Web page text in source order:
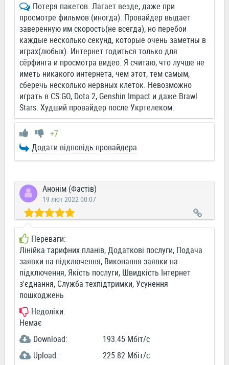
Потеря пакетов. Лагает везде, даже при
просмотре фильмов (иногда). Провайдер выдает
заверенную им скорость(не всегда), но перебои
каждые несколько секунд, которые очень заметны в
играх(любых). Интернет годиться только для
сёрфинга и просмотра видео. Я считаю, что лучше не
иметь никакого интернета, чем этот, тем самым,
сберечь несколько нервных клеток. Невозможно
играть в CS:GO, Dota 2, Genshin Impact и даже Brawl
Stars. Худший провайдер после Укртелеком.
+7
Додати відповідь провайдера
Анонім (Фастів)
19 лют 2022 00:07
Переваги:
Лінійка тарифних планів, Додаткові послуги, Подача
заявки на підключення, Виконання заявки на
підключення, Якість послуги, Швидкість Інтернет
з'єднання, Служба техпідтримки, Усунення
пошкоджень
Недоліки:
Немає
Download:
193.45 Мбіт/c
Upload:
225.82 Мбіт/c